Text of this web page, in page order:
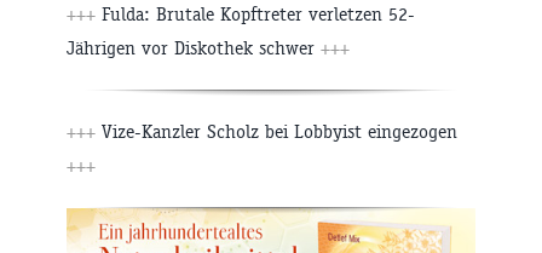
+++ Fulda: Brutale Kopftreter verletzen 52-
Jährigen vor Diskothek schwer +++
+++ Vize-Kanzler Scholz bei Lobbyist eingezogen
+++